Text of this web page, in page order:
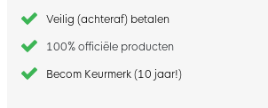
Veilig (achteraf) betalen
100% officiële producten
Becom Keurmerk (10 jaar!)